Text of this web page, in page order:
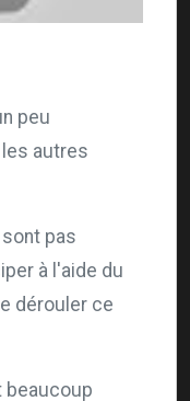
peu
autres
pas
à l'aide du
dérouler ce
beaucoup